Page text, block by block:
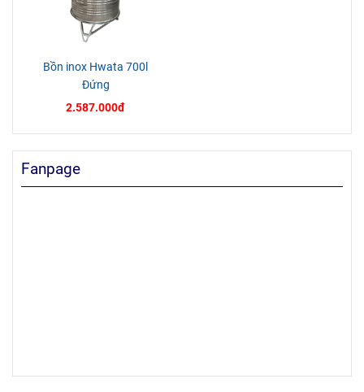
Bồn inox Hwata 700l
Đứng
2.587.000đ
Fanpage